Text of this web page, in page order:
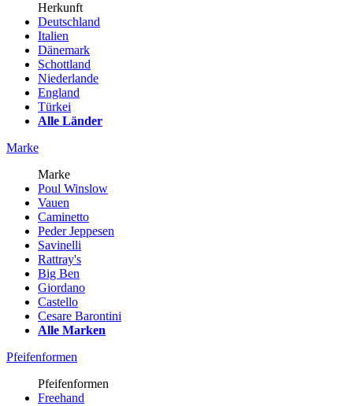
Herkunft
Deutschland
Italien
Dänemark
Schottland
Niederlande
England
Türkei
Alle Länder
Marke
Marke
Poul Winslow
Vauen
Caminetto
Peder Jeppesen
Savinelli
Rattray's
Big Ben
Giordano
Castello
Cesare Barontini
Alle Marken
Pfeifenformen
Pfeifenformen
Freehand